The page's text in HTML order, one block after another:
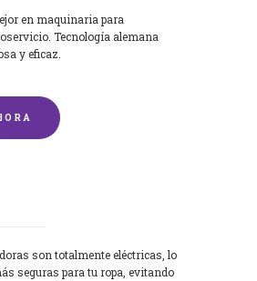
en maquinaria para
Tecnología alemana
y eficaz.
son totalmente eléctricas, lo
seguras para tu ropa, evitando